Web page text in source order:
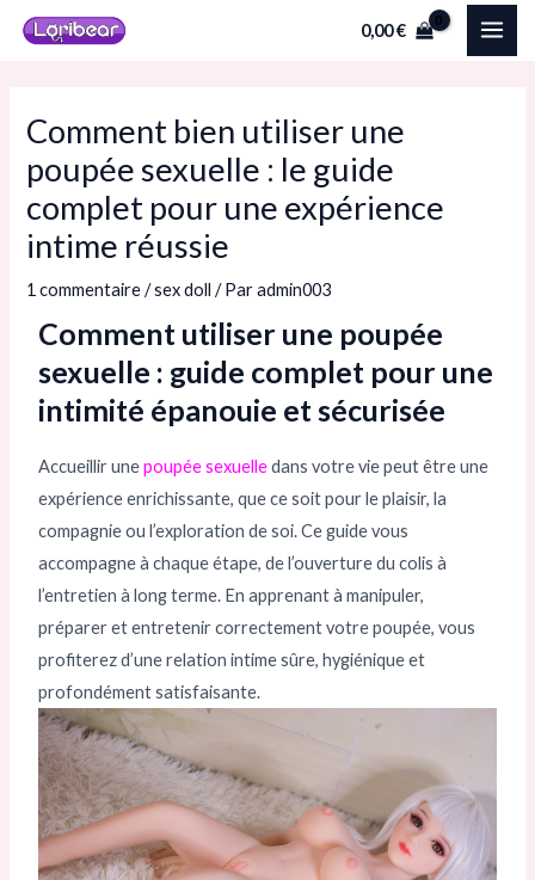
Aller
0,00€
Comment bien utiliser une
poupée sexuelle : le guide
complet pour une expérience
intime réussie
1 commentaire /sex doll / Paradmin003
Comment utiliser une poupée
sexuelle : guide complet pour une
intimité épanouie et sécurisée
Accueillir unepoupée sexuelledans votre vie peut être une
expérience enrichissante, que ce soit pour le plaisir, la
compagnie ou l’exploration de soi. Ce guide vous
accompagne à chaque étape, de l’ouverture du colis à
l’entretien à long terme. En apprenant à manipuler,
préparer et entretenir correctement votre poupée, vous
profiterez d’une relation intime sûre, hygiénique et
profondément satisfaisante.
Navigation
des